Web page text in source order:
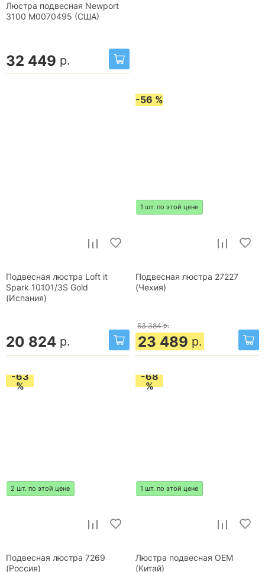
Люстра подвесная Newport
3100 М0070495 (США)
32 449 р.
Подвесная люстра Loft it
Spark 10101/3S Gold
(Испания)
20 824 р.
-56 %
1 шт. по этой цене
Подвесная люстра 27227
(Чехия)
53 384 р.
23 489 р.
-63
%
2 шт. по этой цене
Подвесная люстра 7269
(Россия)
-68
%
1 шт. по этой цене
Люстра подвесная OEM
(Китай)